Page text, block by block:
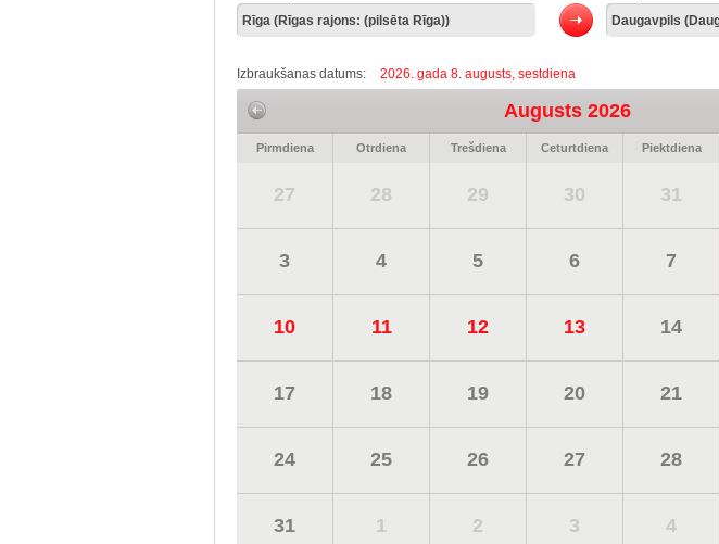
Izbraukšanas datums: 2026. gada 8. augusts, sestdiena
Augusts 2026
Pirmdiena Otrdiena Trešdiena Ceturtdiena Piektdiena
27 28 29 30 31
3 4 5 6 7
10 11 12 13 14
17 18 19 20 21
24 25 26 27 28
31 1 2 3 4